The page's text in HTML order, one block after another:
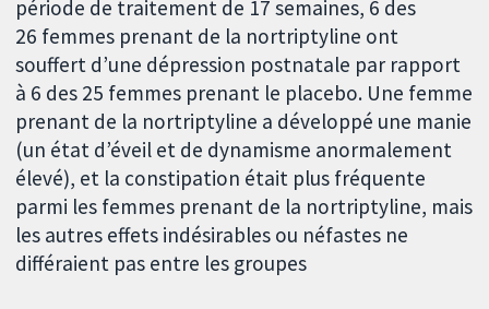
période de traitement de 17 semaines, 6 des
26 femmes prenant de la nortriptyline ont
souffert d’une dépression postnatale par rapport
à 6 des 25 femmes prenant le placebo. Une femme
prenant de la nortriptyline a développé une manie
(un état d’éveil et de dynamisme anormalement
élevé), et la constipation était plus fréquente
parmi les femmes prenant de la nortriptyline, mais
les autres effets indésirables ou néfastes ne
différaient pas entre les groupes